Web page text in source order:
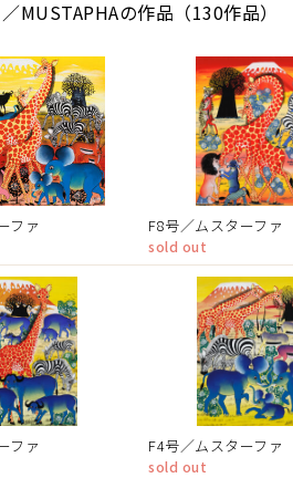
MUSTAPHAの作品（130作品）
ファ F8号／ムスターファ
sold out
ファ F4号／ムスターファ
sold out